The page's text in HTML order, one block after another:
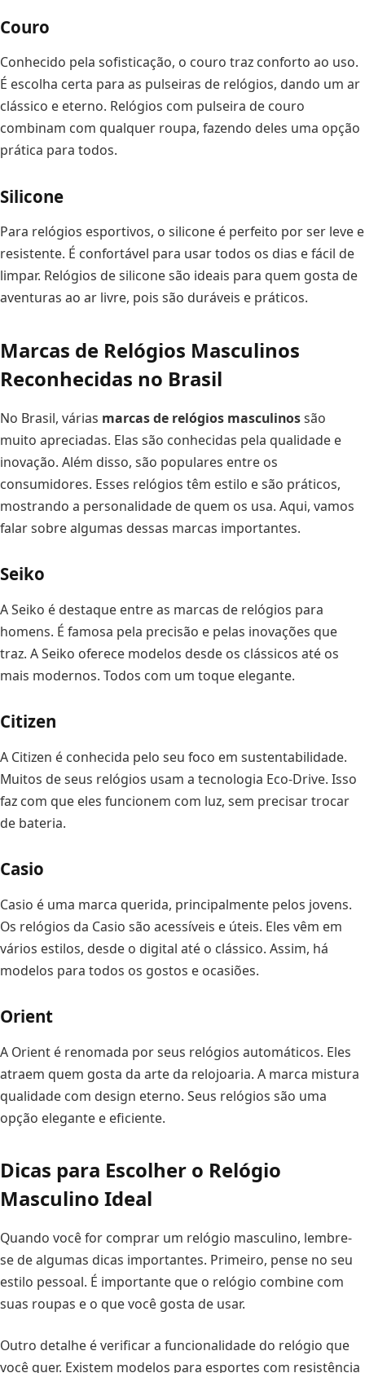
Couro
Conhecido pela sofisticação, o couro traz conforto ao uso.
É escolha certa para as pulseiras de relógios, dando um ar
clássico e eterno. Relógios com pulseira de couro
combinam com qualquer roupa, fazendo deles uma opção
prática para todos.
Silicone
Para relógios esportivos, o silicone é perfeito por ser leve e
resistente. É confortável para usar todos os dias e fácil de
limpar. Relógios de silicone são ideais para quem gosta de
aventuras ao ar livre, pois são duráveis e práticos.
Marcas de Relógios Masculinos
Reconhecidas no Brasil
No Brasil, várias marcas de relógios masculinossão
muito apreciadas. Elas são conhecidas pela qualidade e
inovação. Além disso, são populares entre os
consumidores. Esses relógios têm estilo e são práticos,
mostrando a personalidade de quem os usa. Aqui, vamos
falar sobre algumas dessas marcas importantes.
Seiko
A Seiko é destaque entre as marcas de relógios para
homens. É famosa pela precisão e pelas inovações que
traz. A Seiko oferece modelos desde os clássicos até os
mais modernos. Todos com um toque elegante.
Citizen
A Citizen é conhecida pelo seu foco em sustentabilidade.
Muitos de seus relógios usam a tecnologia Eco-Drive. Isso
faz com que eles funcionem com luz, sem precisar trocar
de bateria.
Casio
Casio é uma marca querida, principalmente pelos jovens.
Os relógios da Casio são acessíveis e úteis. Eles vêm em
vários estilos, desde o digital até o clássico. Assim, há
modelos para todos os gostos e ocasiões.
Orient
A Orient é renomada por seus relógios automáticos. Eles
atraem quem gosta da arte da relojoaria. A marca mistura
qualidade com design eterno. Seus relógios são uma
opção elegante e eficiente.
Dicas para Escolher o Relógio
Masculino Ideal
Quando você for comprar um relógio masculino, lembre-
se de algumas dicas importantes. Primeiro, pense no seu
estilo pessoal. É importante que o relógio combine com
suas roupas e o que você gosta de usar.
Outro detalhe é verificar a funcionalidade do relógio que
você quer. Existem modelos para esportes com resistência